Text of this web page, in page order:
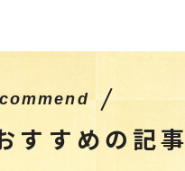
すすめの記事